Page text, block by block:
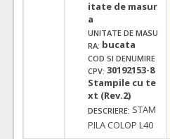
itate de masur
a
UNITATE DE MASU
RA: bucata
COD SI DENUMIRE
CPV: 30192153-8
Stampile cu te
xt (Rev.2)
DESCRIERE: STAM
PILA COLOP L40